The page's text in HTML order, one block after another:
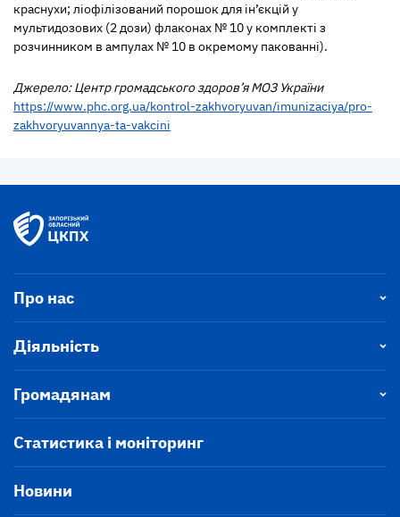
краснухи; ліофілізований порошок для ін’єкцій у
мультидозових (2 дози) флаконах № 10 у комплекті з
розчинником в ампулах № 10 в окремому пакованні).
Джерело: Центр громадського здоров’я МОЗ України
https://www.phc.org.ua/kontrol-zakhvoryuvan/imunizaciya/pro-
zakhvoryuvannya-ta-vakcini
Про нас
Діяльність
Громадянам
Статистика і моніторинг
Новини